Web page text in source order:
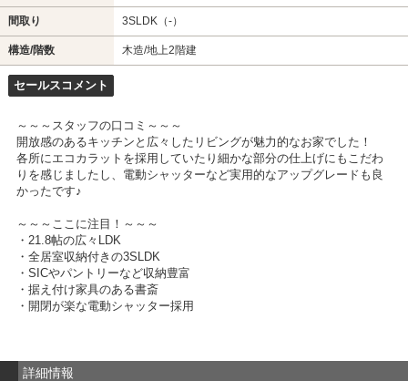
間取り 3SLDK（-）
構造/階数 木造/地上2階建
セールスコメント
～～～スタッフの口コミ～～～
開放感のあるキッチンと広々したリビングが魅力的なお家でした！
各所にエコカラットを採用していたり細かな部分の仕上げにもこだわ
りを感じましたし、電動シャッターなど実用的なアップグレードも良
かったです♪
～～～ここに注目！～～～
・21.8帖の広々LDK
・全居室収納付きの3SLDK
・SICやパントリーなど収納豊富
・据え付け家具のある書斎
・開閉が楽な電動シャッター採用
詳細情報